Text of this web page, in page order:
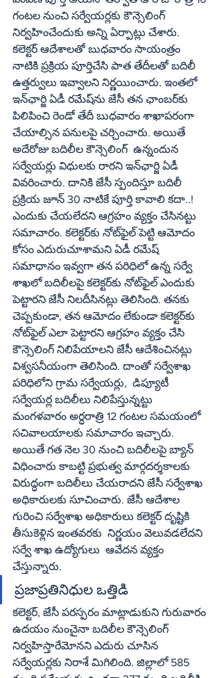
గంటల నుంచి సర్వేయర్లకు కౌన్సెలింగ్‌
నిర్వహించేందుకు అన్ని ఏర్పాట్లు చేశారు.
కలెక్టర్‌ ఆదేశాలతో బుధవారం సాయంత్రం
నాటికి ప్రక్రియ పూర్తిచేసి పాత తేదీలతో బదిలీ
ఉత్తర్వులు ఇవ్వాలని నిర్ణయించారు. ఇంతలో
ఇన్‌ఛార్జి ఏడీ రమేష్‌ను జేసీ తన ఛాంబర్‌కు
పిలిపించి రెండో తేదీ బుధవారం శాఖాపరంగా
చేయాల్సిన పనులపై చర్చించారు. అయితే
అదేరోజు బదిలీల కౌన్సెలింగ్‌  ఉన్నందున
సర్వేయర్లు విధులకు రారని ఇన్‌ఛార్జి ఏడీ
వివరించారు. దానికి జేసీ స్పందిస్తూ బదిలీ
ప్రక్రియ జూన్‌ 30 నాటికే పూర్తి కావాలి కదా..!
ఎందుకు చేయలేదని ఆగ్రహం వ్యక్తం చేసినట్టు
సమాచారం. కలెక్టర్‌కు నోట్‌ఫైల్‌ పెట్టి ఆమోదం
కోసం ఎదురుచూశామని ఏడీ రమేష్‌
సమాధానం ఇవ్వగా తన పరిధిలో ఉన్న సర్వే
శాఖలో బదిలీలపై కలెక్టర్‌కు నోట్‌ఫైల్‌ ఎందుకు
పెట్టారని జేసీ నిలదీసినట్లు తెలిసింది. తనకు
చెప్పకుండా, తన ఆమోదం లేకుండా కలెక్టర్‌కు
నోట్‌ఫైల్‌ ఎలా పెట్టారని ఆగ్రహం వ్యక్తం చేసి
కౌన్సెలింగ్‌ నిలిపేయాలని జేసీ ఆదేశించినట్లు
విశ్వసనీయంగా తెలిసింది. దాంతో సర్వేశాఖ
పరిధిలోని గ్రామ సర్వేయర్లు,  డిప్యూటీ
సర్వేయర్ల బదిలీలు నిలిపేస్తున్నట్టు
మంగళవారం అర్ధరాత్రి 12 గంటల సమయంలో
సచివాలయాలకు సమాచారం ఇచ్చారు.
అయితే గత నెల 30 నుంచి బదిలీలపై బ్యాన్‌
విధించారు కాబట్టి ప్రభుత్వ మార్గదర్శకాలకు
విరుద్ధంగా బదిలీలు చేయరాదని జేసీ సర్వేశాఖ
అధికారులకు సూచించారు. జేసీ ఆదేశాల
గురించి సర్వేశాఖ అధికారులు కలెక్టర్‌ దృష్టికి
తీసుకెళ్లిన ఇంతవరకు  నిర్ణయం వెలువడలేదని
సర్వే శాఖ ఉద్యోగులు  ఆవేదన వ్యక్తం
చేస్తున్నారు.
ప్రజాప్రతినిధుల ఒత్తిడి
కలెక్టర్‌, జేసీ పరస్పరం మాట్లాడుకుని గురువారం
ఉదయం నుంచైనా బదిలీల కౌన్సెలింగ్‌
నిర్వహిస్తారేమోనని ఎదురు చూసిన
సర్వేయర్లకు నిరాశే మిగిలింది. జిల్లాలో 585